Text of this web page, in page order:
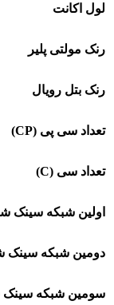
لول اکانت
رنک مولتی پلیر
رنک بتل رویال
تعداد سی پی (CP)
تعداد سی (C)
اولین شبکه سینک
دومین شبکه سینک
سومین شبکه سینک